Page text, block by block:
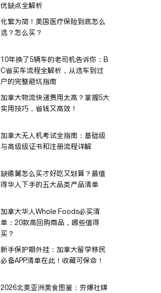
优缺点全解析
化繁为简！美国医疗保险到底怎么
选？怎么买？
10年换了5辆车的老司机告诉你：B
C省买车流程全解析，从选车到过
户的完整避坑指南
加拿大物流快递费用太高？掌握5大
实用技巧，省钱又高效！
加拿大无人机考试全指南：基础级
与高级级证书和注册流程详解
缺德舅怎么买才好吃又划算？最值
得华人下手的五大品类产品清单
加拿大华人Whole Foods必买清
单：20款高回购商品，哪些值得
买？
新手保护期外挂：加拿大留学移民
必备APP清单在此！收藏可保命！
2026北美亚洲美食图鉴：夯爆社媒